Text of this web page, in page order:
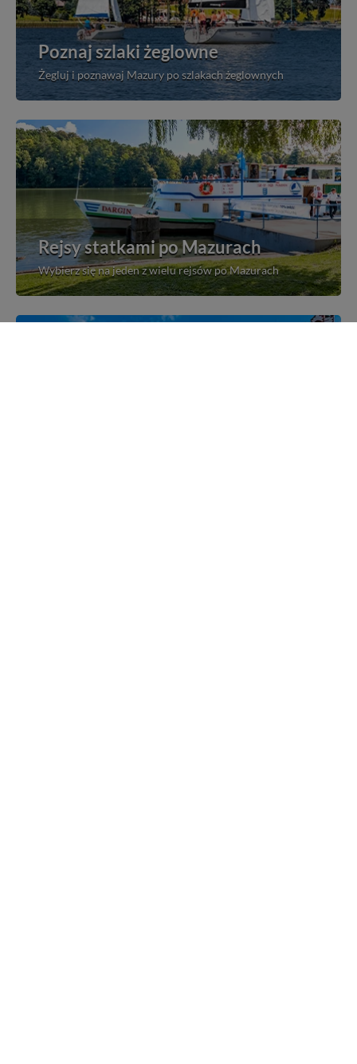
Poznaj szlaki żeglowne
Żegluj i poznawaj Mazury po szlakach żeglownych
Rejsy statkami po Mazurach
Wybierz się na jeden z wielu rejsów po Mazurach